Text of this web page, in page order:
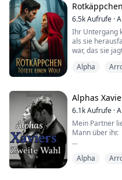
Stößen kam,
dem Bett unter
Verlangen
konnte.
Ihre weichen,
und die ...
6.5kAufrufe ·
Ihr Untergang
als sie
war, das sie
Ein Vater,
diejenigen zu
genommen
während seine
Alpha
Alphas
6.1kAufrufe ·
Mein Partner
Mann über ihr.
woran du
Alpha